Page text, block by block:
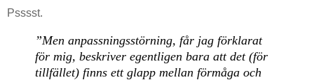
Psssst.
”Men anpassningsstörning, får jag förklarat
för mig, beskriver egentligen bara att det (för
tillfället) finns ett glapp mellan förmåga och